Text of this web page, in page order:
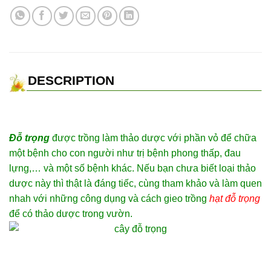
DESCRIPTION
Đỗ trọng được trồng làm thảo dược với phần vỏ để chữa
một bệnh cho con người như trị bệnh phong thấp, đau
lựng,… và một số bệnh khác. Nếu bạn chưa biết loại thảo
dược này thì thật là đáng tiếc, cùng tham khảo và làm quen
nhah với những công dụng và cách gieo trồng hạt đỗ trọng
để có thảo dược trong vườn.